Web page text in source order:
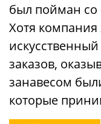
был пойман
Хотя компания
заказов,
занавесом
которые